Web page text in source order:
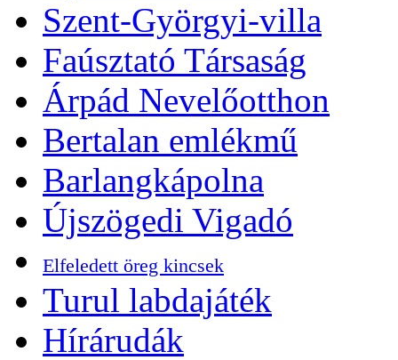
Szent-Györgyi-villa
Faúsztató Társaság
Árpád Nevelőotthon
Bertalan emlékmű
Barlangkápolna
Újszögedi Vigadó
Elfeledett öreg kincsek
Turul labdajáték
Hírárudák